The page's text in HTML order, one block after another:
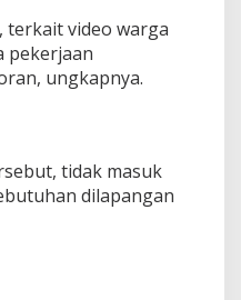
terkait video warga
pekerjaan
ungkapnya.
tidak masuk
dilapangan